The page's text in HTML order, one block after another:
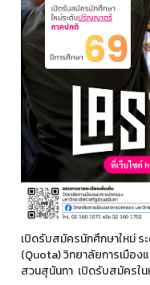
เปิดรับสมัครนักศึกษาใหม่
(Quota) วิทยาลัยการเมือง
สวนสุนันทา เปิดรับสมัครใ